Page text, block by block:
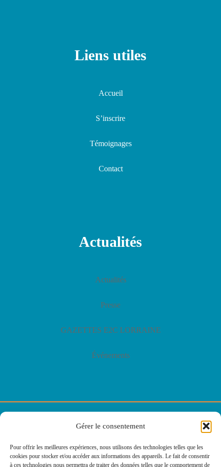
Gérer le consentement
Pour offrir les meilleures expériences, nous utilisons des technologies telles que les
cookies pour stocker et/ou accéder aux informations des appareils. Le fait de consentir
à ces technologies nous permettra de traiter des données telles que le comportement de
Liens utiles
Accueil
S’inscrire
Témoignages
Contact
Actualités
Actualités
Presse
GAZETTES E2C LORRAINE
Événements
© E2C Lorraine
Politique des cookies